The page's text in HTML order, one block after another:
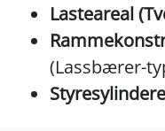
Lasteareal
(Lassbærer-